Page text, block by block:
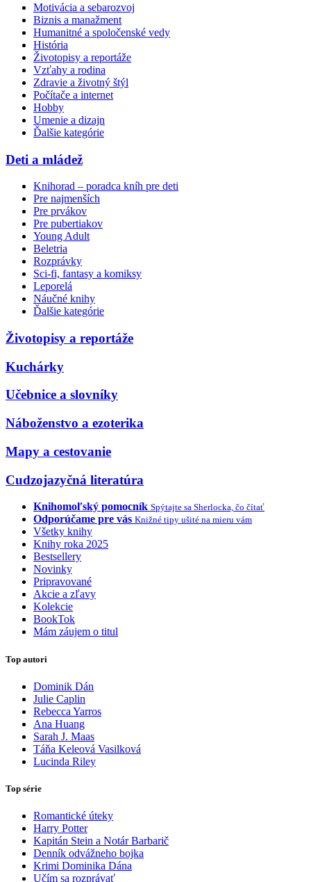
Motivácia a sebarozvoj
Biznis a manažment
Humanitné a spoločenské vedy
História
Životopisy a reportáže
Vzťahy a rodina
Zdravie a životný štýl
Počítače a internet
Hobby
Umenie a dizajn
Ďalšie kategórie
Deti a mládež
Knihorad – poradca kníh pre deti
Pre najmenších
Pre prvákov
Pre pubertiakov
Young Adult
Beletria
Rozprávky
Sci-fi, fantasy a komiksy
Leporelá
Náučné knihy
Ďalšie kategórie
Životopisy a reportáže
Kuchárky
Učebnice a slovníky
Náboženstvo a ezoterika
Mapy a cestovanie
Cudzojazyčná literatúra
Knihomoľský pomocník Spýtajte sa Sherlocka, čo čítať
Odporúčame pre vás Knižné tipy ušité na mieru vám
Všetky knihy
Knihy roka 2025
Bestsellery
Novinky
Pripravované
Akcie a zľavy
Kolekcie
BookTok
Mám záujem o titul
Top autori
Dominik Dán
Julie Caplin
Rebecca Yarros
Ana Huang
Sarah J. Maas
Táňa Keleová Vasilková
Lucinda Riley
Top série
Romantické úteky
Harry Potter
Kapitán Stein a Notár Barbarič
Denník odvážneho bojka
Krimi Dominika Dána
Učím sa rozprávať